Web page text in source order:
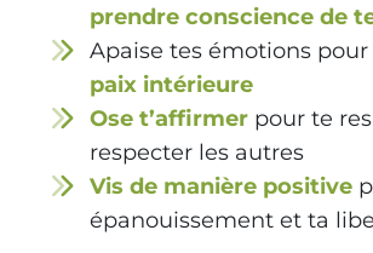
prendre conscience de
Apaise tes émotions pour
paix intérieure
Ose t’affirmer pour te
respecter les autres
Vis de manière positive
épanouissement et ta